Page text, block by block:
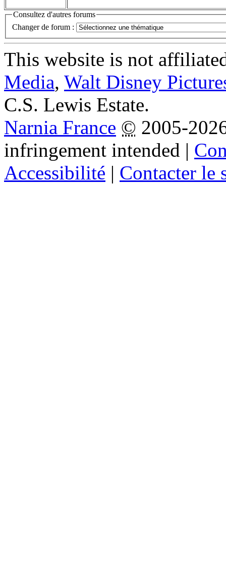
Consultez d'autres forums
Changer de forum :
This website is not
Media, Walt Disney
C.S. Lewis Estate.
Narnia France © 2005-
infringement intended |
Accessibilité | Contacter le